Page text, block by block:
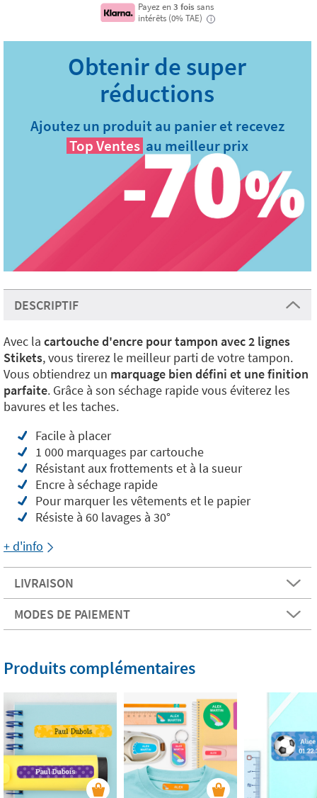
Payez en 3 fois sans
intérêts (0% TAE)
i
Ajoutez un produit au panier et recevez
Top Ventes au meilleur prix
DESCRIPTIF
Avec la cartouche d'encre pour tampon avec 2 lignes
Stikets, vous tirerez le meilleur parti de votre tampon.
Vous obtiendrez un marquage bien défini et une finition
parfaite. Grâce à son séchage rapide vous éviterez les
bavures et les taches.
Facile à placer
1 000 marquages par cartouche
Résistant aux frottements et à la sueur
Encre à séchage rapide
Pour marquer les vêtements et le papier
Résiste à 60 lavages à 30°
+ d'info
LIVRAISON
MODES DE PAIEMENT
Produits complémentaires